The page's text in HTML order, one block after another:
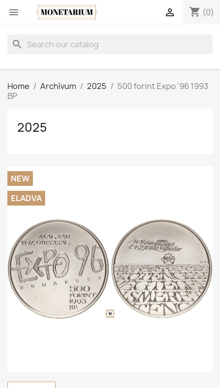
 shopping_cart (0)

search
Home Archívum 2025
500 forint Expo '96 1993
BP
2025
NEW
ELADVA